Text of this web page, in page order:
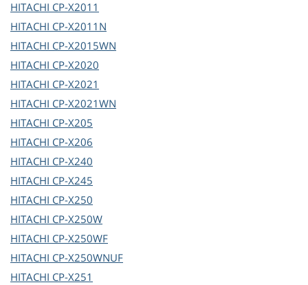
HITACHI CP-X2011
HITACHI CP-X2011N
HITACHI CP-X2015WN
HITACHI CP-X2020
HITACHI CP-X2021
HITACHI CP-X2021WN
HITACHI CP-X205
HITACHI CP-X206
HITACHI CP-X240
HITACHI CP-X245
HITACHI CP-X250
HITACHI CP-X250W
HITACHI CP-X250WF
HITACHI CP-X250WNUF
HITACHI CP-X251